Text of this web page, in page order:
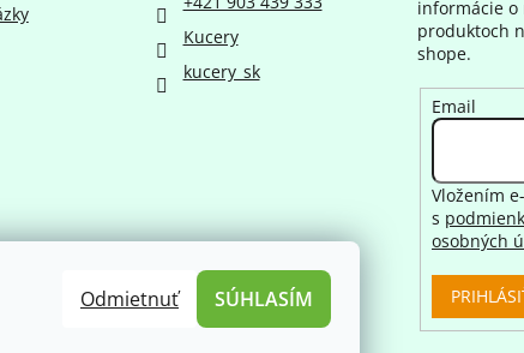
Odmietnuť SÚHLASÍM
Kucery
kucery_sk
informácie o
produktoch
shope.
Email
Vložením
s
osobných